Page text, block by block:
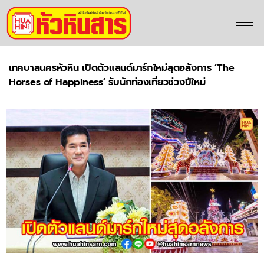
เทศบาลนครหัวหิน เปิดตัวแลนด์มาร์กใหม่สุดอลังการ ‘The
Horses of Happiness’ รับนักท่องเที่ยวช่วงปีใหม่